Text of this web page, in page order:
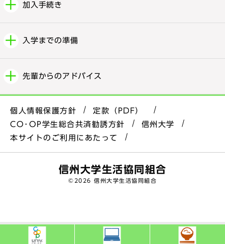
加入手続き
入学までの準備
先輩からのアドバイス
信州大学生活協同組合
© 2026 信州大学生活協同組合
個人情報保護方針
定款（PDF）
CO･OP学生総合共済勧誘方針
信州大学
本サイトのご利用にあたって